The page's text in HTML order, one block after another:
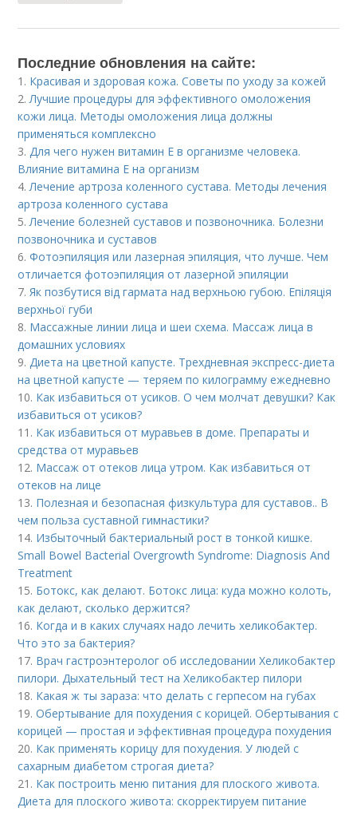
Последние обновления на сайте:
1. Красивая и здоровая кожа. Советы по уходу за кожей
2.Лучшие процедуры для эффективного омоложения
кожи лица. Методы омоложения лица должны
применяться комплексно
3.Для чего нужен витамин Е в организме человека.
Влияние витамина E на организм
4.Лечение артроза коленного сустава. Методы лечения
артроза коленного сустава
5.Лечение болезней суставов и позвоночника. Болезни
позвоночника и суставов
6.Фотоэпиляция или лазерная эпиляция, что лучше. Чем
отличается фотоэпиляция от лазерной эпиляции
7.Як позбутися від гармата над верхньою губою. Епіляція
верхньої губи
8. Массажные линии лица и шеи схема. Массаж лица в
домашних условиях
9.Диета на цветной капусте. Трехдневная экспресс-диета
на цветной капусте — теряем по килограмму ежедневно
10. Как избавиться от усиков. О чем молчат девушки? Как
избавиться от усиков?
11. Как избавиться от муравьев в доме. Препараты и
средства от муравьев
12. Массаж от отеков лица утром. Как избавиться от
отеков на лице
13. Полезная и безопасная физкультура для суставов.. В
чем польза суставной гимнастики?
14. Избыточный бактериальный рост в тонкой кишке.
Small Bowel Bacterial Overgrowth Syndrome: Diagnosis And
Treatment
15. Ботокс, как делают. Ботокс лица: куда можно колоть,
как делают, сколько держится?
16. Когда и в каких случаях надо лечить хеликобактер.
Что это за бактерия?
17. Врач гастроэнтеролог об исследовании Хеликобактер
пилори. Дыхательный тест на Хеликобактер пилори
18. Какая ж ты зараза: что делать с герпесом на губах
19.Обертывание для похудения с корицей. Обертывания с
корицей — простая и эффективная процедура похудения
20. Как применять корицу для похудения. У людей с
сахарным диабетом строгая диета?
21. Как построить меню питания для плоского живота.
Диета для плоского живота: скорректируем питание